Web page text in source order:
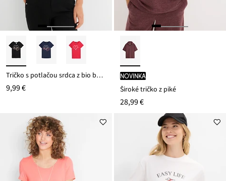
Tričko s potlačou srdca z bio bavlny
9,99 €
novinka
Široké tričko z piké
28,99 €